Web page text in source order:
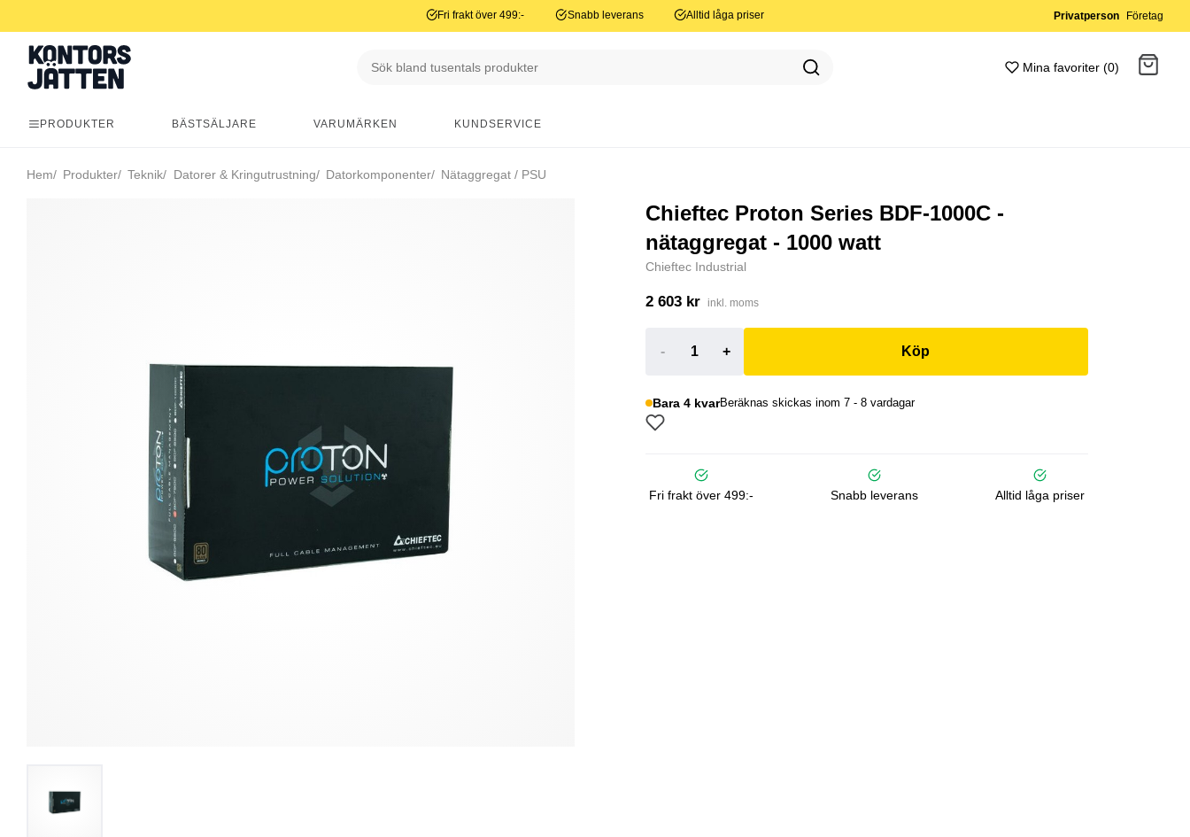
Fri frakt över 499:- Snabb leverans Alltid låga priser Privatperson Företag
Mina favoriter (0)
PRODUKTER BÄSTSÄLJARE VARUMÄRKEN KUNDSERVICE
Hem Produkter Teknik Datorer & Kringutrustning Datorkomponenter Nätaggregat / PSU
Chieftec Proton Series BDF-1000C -
nätaggregat - 1000 watt
Chieftec Industrial
2 603 kr inkl. moms
- + Köp
Bara 4 kvarBeräknas skickas inom 7 - 8 vardagar
Fri frakt över 499:- Snabb leverans Alltid låga priser